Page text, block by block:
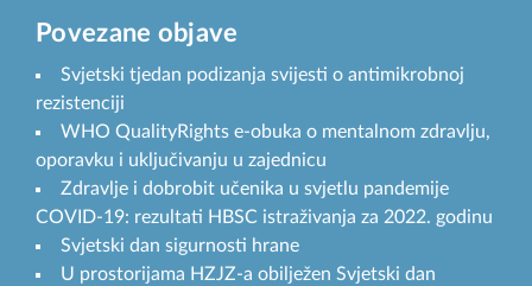
Povezane objave
Svjetski tjedan podizanja svijesti o antimikrobnoj
rezistenciji
WHO QualityRights e-obuka o mentalnom zdravlju,
oporavku i uključivanju u zajednicu
Zdravlje i dobrobit učenika u svjetlu pandemije
COVID-19: rezultati HBSC istraživanja za 2022. godinu
Svjetski dan sigurnosti hrane
U prostorijama HZJZ-a obilježen Svjetski dan